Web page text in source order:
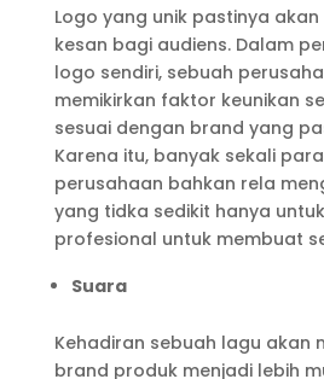
Logo yang unik pastinya
kesan bagi audiens. Dalam
logo sendiri, sebuah
memikirkan faktor keunikan
sesuai dengan brand yang
Karena itu, banyak sekali
perusahaan bahkan rela
yang tidka sedikit hanya
profesional untuk membuat
Suara
Kehadiran sebuah lagu akan
brand produk menjadi lebih